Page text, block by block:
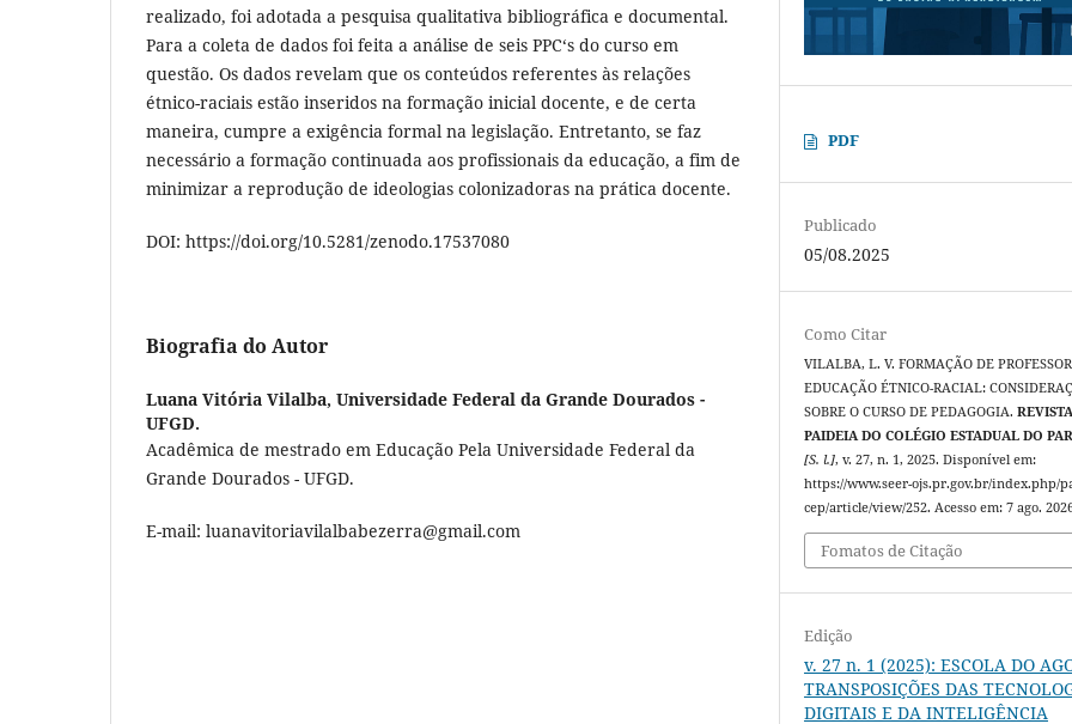
realizado, foi adotada a pesquisa qualitativa bibliográfica e documental.
Para a coleta de dados foi feita a análise de seis PPC‘s do curso em
questão. Os dados revelam que os conteúdos referentes às relações
étnico-raciais estão inseridos na formação inicial docente, e de certa
maneira, cumpre a exigência formal na legislação. Entretanto, se faz
necessário a formação continuada aos profissionais da educação, a fim de
minimizar a reprodução de ideologias colonizadoras na prática docente.
DOI: https://doi.org/10.5281/zenodo.17537080
Biografia do Autor
Luana Vitória Vilalba, Universidade Federal da Grande Dourados -
UFGD.
Acadêmica de mestrado em Educação Pela Universidade Federal da
Grande Dourados - UFGD.
E-mail: luanavitoriavilalbabezerra@gmail.com
PDF
Publicado
05/08.2025
Como Citar
VILALBA, L. V. FORMAÇÃO DE
EDUCAÇÃO ÉTNICO-RACIAL:
SOBRE O CURSO DE PEDAGOGIA.
PAIDEIA DO COLÉGIO ESTADUAL DO
[S. l.], v. 27, n. 1, 2025. Disponível em:
https://www.seer-ojs.pr.gov.br/index.php/
cep/article/view/252. Acesso em: 7 ago.
Fomatos de Citação
Edição
v. 27 n. 1 (2025): ESCOLA DO
TRANSPOSIÇÕES DAS
DIGITAIS E DA INTELIGÊNCIA